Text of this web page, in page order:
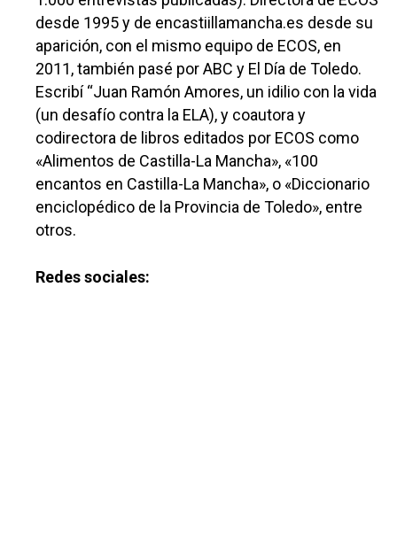
desde 1995 y de encastiillamancha.es desde su
aparición, con el mismo equipo de ECOS, en
2011, también pasé por ABC y El Día de Toledo.
Escribí “Juan Ramón Amores, un idilio con la vida
(un desafío contra la ELA), y coautora y
codirectora de libros editados por ECOS como
«Alimentos de Castilla-La Mancha», «100
encantos en Castilla-La Mancha», o «Diccionario
enciclopédico de la Provincia de Toledo», entre
otros.
Redes sociales: